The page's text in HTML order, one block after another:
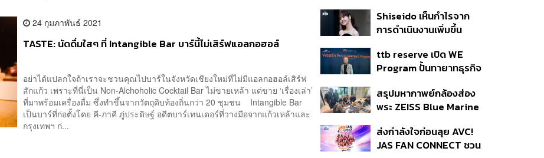
24 กุมภาพันธ์ 2021
TASTE: นัดดื่มใสๆ ที่ Intangible Bar บาร์นี้ไม่เสิร์ฟแอลกอฮอล์
อย่าได้แปลกใจถ้าเราจะชวนคุณไปบาร์ในจังหวัดเชียงใหม่ที่ไม่มีแอลกอฮอล์เสิร์ฟ
สักแก้ว เพราะที่นี่เป็น Non-Alchoholic Cocktail Bar ไม่ขายเหล้า แต่ขาย ‘เรื่องเล่า’
ที่มาพร้อมเครื่องดื่ม ซึ่งทำขึ้นจากวัตถุดิบท้องถิ่นกว่า 20 ชุมชน Intangible Bar
เป็นบาร์ที่ก่อตั้งโดย คี-ภาคี ภู่ประดิษฐ์ อดีตบาร์เทนเดอร์ที่วางมือจากแก้วเหล้าและ
กรุงเทพฯ ก่...
Shiseido เห็นกำไรจาก
การดำเนินงานเพิ่มขึ้น
ปี 2026
ttb reserve เปิด WE
Program ปั้นทายาทธุรกิจ
ตั้งเป้าขยายฐานลูกค้าแตะ
11,000 ราย ดัน AUM
ปีข้างหน้า
สรุปมหากาพย์กล้องส่อง
พระ ZEISS Blue Marine
สู่ข้อพิพาท ‘มาเวลล์ฯ’
ฟ้อง ‘โทน บางแค’ ผิดนัด
ส่งกำลังใจก่อนลุย AVC!
JAS FAN CONNECT ชวน